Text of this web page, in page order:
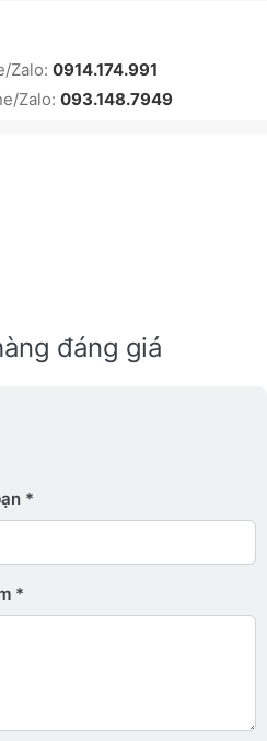
Zalo: 0914.174.991
Zalo: 093.148.7949
đáng giá
giá: 4 trên 5
3 trên 5 sao.
trên 5 sao.
5 sao. Xấu